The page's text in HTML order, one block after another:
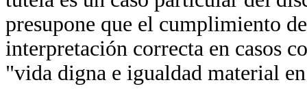
presupone que el cumplimiento
interpretación correcta en casos
"vida digna e igualdad material